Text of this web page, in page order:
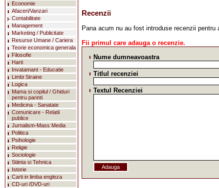
Recenzii
Pana acum nu au fost introduse recenzii pentru
Fii primul care adauga o recenzie.
Nume dumneavoastra
Titlul recenziei
Textul Recenziei
Economie
Afaceri/Vanzari
Contabilitate
Management
Marketing / Publicitate
Resurse Umane / Cariera
Teorie economica generala
Filosofie
Harti
Invatamant - Educatie
Limbi Straine
Logica
Mama si copilul / Ghiduri
pentru parinti
Medicina - Sanatate
Comunicare - Relatii
publice
Jurnalism-Mass Media
Politica
Psihologie
Religie
Sociologie
Stiinta si Tehnica
Istorie
Carti in limba engleza
CD-uri /DVD-uri